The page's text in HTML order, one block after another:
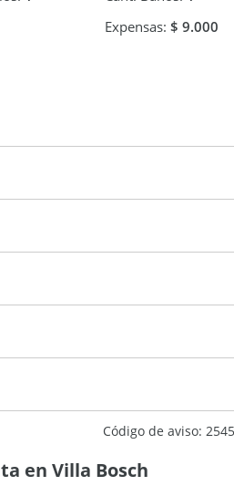
Expensas:$ 9.000
Código de aviso:
en Villa Bosch